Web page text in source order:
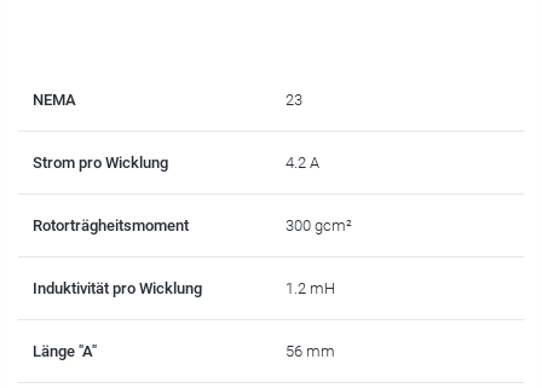
NEMA 23
Strom pro Wicklung 4.2 A
Rotorträgheitsmoment 300 gcm²
Induktivität pro Wicklung 1.2 mH
Länge "A" 56 mm